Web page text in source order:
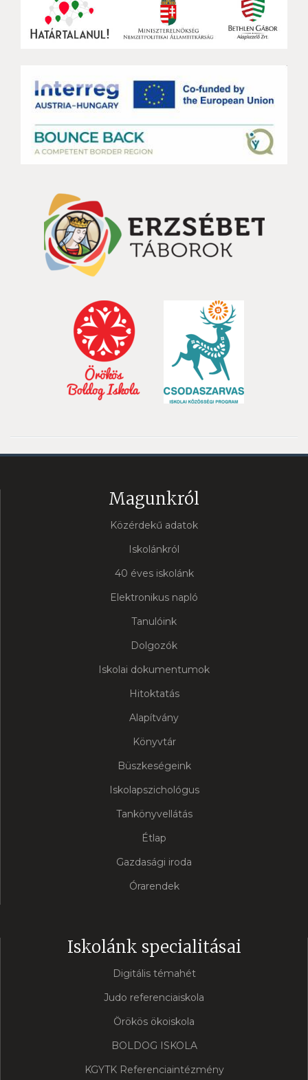
Magunkról
Közérdekű adatok
Iskolánkról
40 éves iskolánk
Elektronikus napló
Tanulóink
Dolgozók
Iskolai dokumentumok
Hitoktatás
Alapítvány
Könyvtár
Büszkeségeink
Iskolapszichológus
Tankönyvellátás
Étlap
Gazdasági iroda
Órarendek
Iskolánk specialitásai
Digitális témahét
Judo referenciaiskola
Örökös ökoiskola
BOLDOG ISKOLA
KGYTK Referenciaintézmény